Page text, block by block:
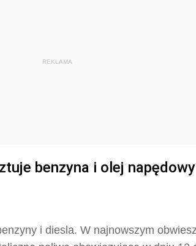
REKLAMA
benzyna i olej
i diesla. W najnowszym